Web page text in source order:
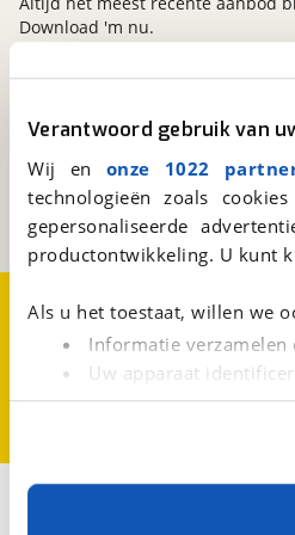
Verantwoord gebruik van
Wij en onze 1022
technologieën zoals
gepersonaliseerde
productontwikkeling. U kunt
Als u het toestaat, willen we
Informatie
Uw apparaat
Lees meer over hoe uw
Met cookies en vergelijkbare
cookies zorgen ervoor dat
viaBOVAG.nl
3981 AJ
Bunnik
Een initiatief van
BOVAG
Download 'm nu.
CookievoorkeurenVacatures